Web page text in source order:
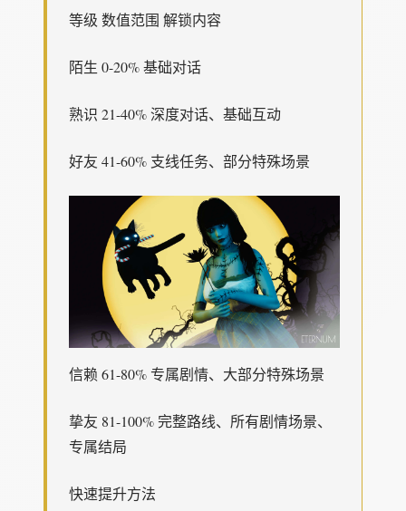
等级 数值范围 解锁内容
陌生 0-20% 基础对话
熟识 21-40% 深度对话、基础互动
好友 41-60% 支线任务、部分特殊场景
信赖 61-80% 专属剧情、大部分特殊场景
挚友 81-100% 完整路线、所有剧情场景、
专属结局
快速提升方法